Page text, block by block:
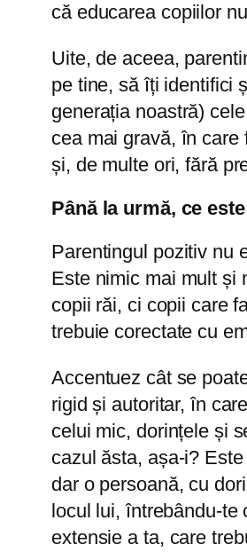
că educarea copiilor
Uite, de aceea,
pe tine, să îți identifici
generația noastră)
cea mai gravă, în
și, de multe ori, fără
Până la urmă, ce
Parentingul pozitiv nu
Este nimic mai mult și
copii răi, ci copii care
trebuie corectate cu
Accentuez cât se
rigid și autoritar, în
celui mic, dorințele și
cazul ăsta, așa-i?
dar o persoană, cu
locul lui, întrebându-te
extensie a ta, care